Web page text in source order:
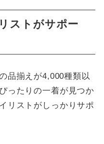
ストがサポー
品揃えが4,000種類以
ったりの一着が見つか
リストがしっかりサポ